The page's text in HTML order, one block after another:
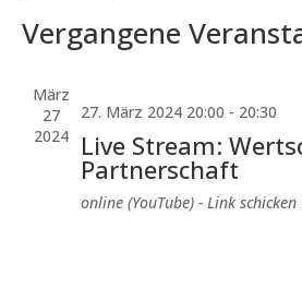
wählen.
Vergangene
März
27
2024
27. März 2024 20:00 - 20:30
Live Stream:
Partnerschaft
online (YouTube) - Link